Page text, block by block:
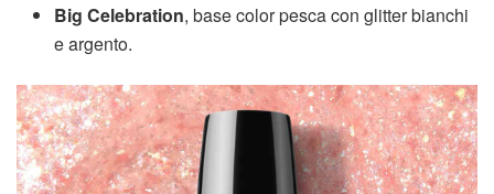
Big Celebration, base color pesca con glitter bianchi
e argento.